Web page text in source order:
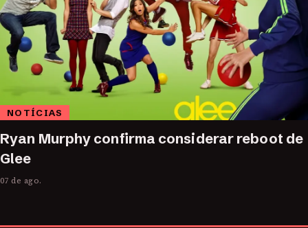
NOTÍCIAS
Ryan Murphy confirma considerar reboot de
Glee
07 de ago.